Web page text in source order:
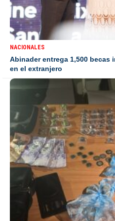
NACIONALES
Abinader entrega 1,500 becas
en el extranjero